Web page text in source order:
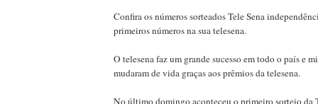
Confira os números sorteados Tele Sena
primeiros números na sua telesena.
O telesena faz um grande sucesso em todo o país e
mudaram de vida graças aos prêmios da telesena.
No último domingo aconteceu o primeiro sorteio da